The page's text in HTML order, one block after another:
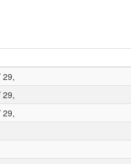
29,
29,
29,